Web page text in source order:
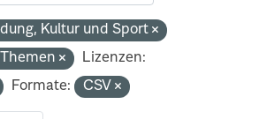
Kultur und Sport
Themen
Lizenzen:
Formate: CSV